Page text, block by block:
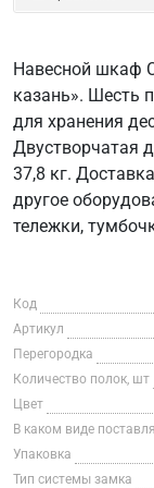
Навесной шкаф
казань». Шесть
для хранения
Двустворчатая
37,8 кг.
другое
тележки,
Код
Артикул
Перегородка
Количество полок, шт
Цвет
В каком виде
Упаковка
Тип системы замка